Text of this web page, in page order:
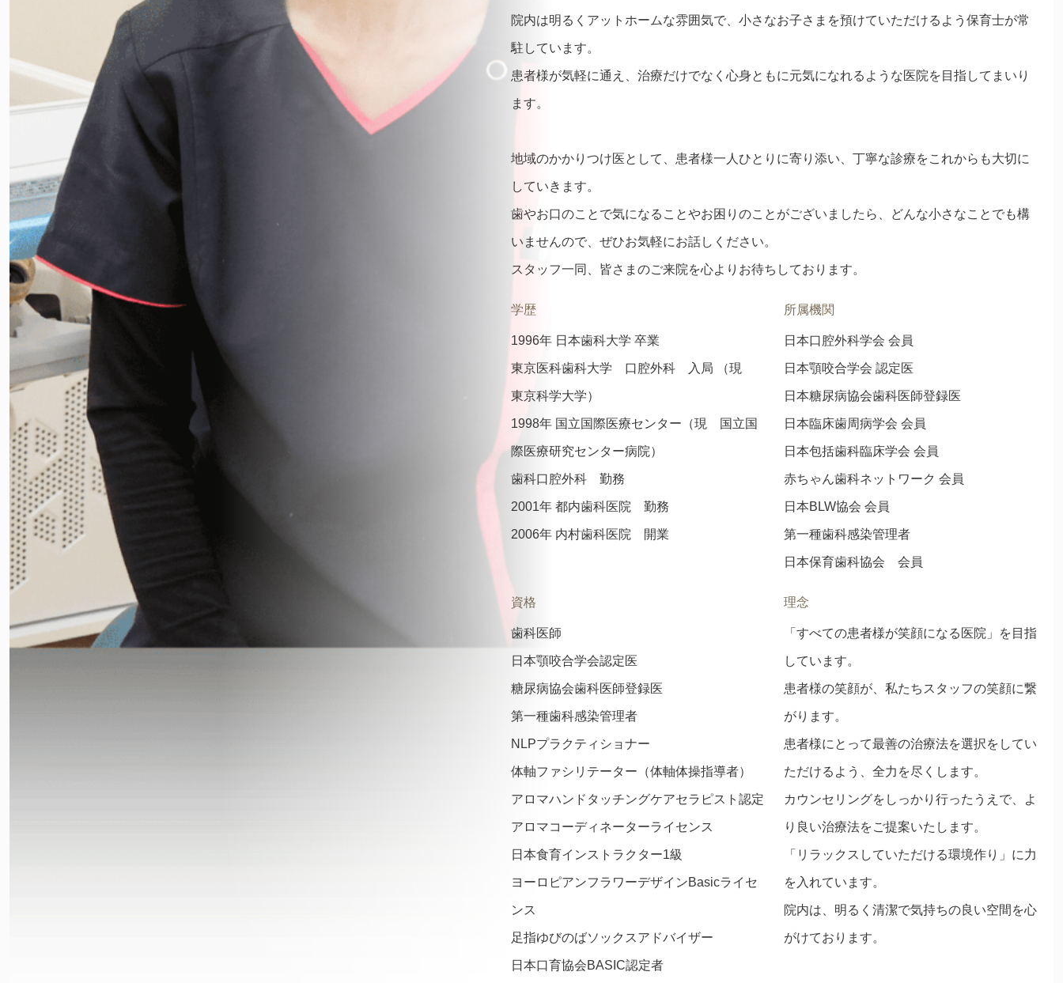
院内は明るくアットホームな雰囲気で、小さなお子さまを預けていただけるよう保育士が常
駐しています。
患者様が気軽に通え、治療だけでなく心身ともに元気になれるような医院を目指してまいり
ます。
地域のかかりつけ医として、患者様一人ひとりに寄り添い、丁寧な診療をこれからも大切に
していきます。
歯やお口のことで気になることやお困りのことがございましたら、どんな小さなことでも構
いませんので、ぜひお気軽にお話しください。
スタッフ一同、皆さまのご来院を心よりお待ちしております。
学歴
1996年 日本歯科大学 卒業
東京医科歯科大学 口腔外科 入局 （現
東京科学大学）
1998年 国立国際医療センター（現 国立国
際医療研究センター病院）
歯科口腔外科 勤務
2001年 都内歯科医院 勤務
2006年 内村歯科医院 開業
所属機関
日本口腔外科学会 会員
日本顎咬合学会 認定医
日本糖尿病協会歯科医師登録医
日本臨床歯周病学会 会員
日本包括歯科臨床学会 会員
赤ちゃん歯科ネットワーク 会員
日本BLW協会 会員
第一種歯科感染管理者
日本保育歯科協会 会員
資格
歯科医師
日本顎咬合学会認定医
糖尿病協会歯科医師登録医
第一種歯科感染管理者
NLPプラクティショナー
体軸ファシリテーター（体軸体操指導者）
アロマハンドタッチングケアセラピスト認定
アロマコーディネーターライセンス
日本食育インストラクター1級
ヨーロピアンフラワーデザインBasicライセ
ンス
足指ゆびのばソックスアドバイザー
日本口育協会BASIC認定者
理念
「すべての患者様が笑顔になる医院」を目指
しています。
患者様の笑顔が、私たちスタッフの笑顔に繋
がります。
患者様にとって最善の治療法を選択をしてい
ただけるよう、全力を尽くします。
カウンセリングをしっかり行ったうえで、よ
り良い治療法をご提案いたします。
「リラックスしていただける環境作り」に力
を入れています。
院内は、明るく清潔で気持ちの良い空間を心
がけております。